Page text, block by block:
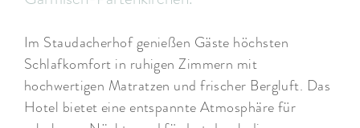
Im Staudacherhof genießen Gäste höchsten
Schlafkomfort in ruhigen Zimmern mit
hochwertigen Matratzen und frischer Bergluft. Das
Hotel bietet eine entspannte Atmosphäre für